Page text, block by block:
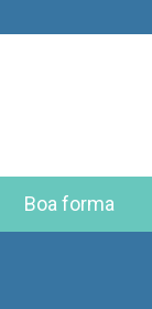
Boa forma